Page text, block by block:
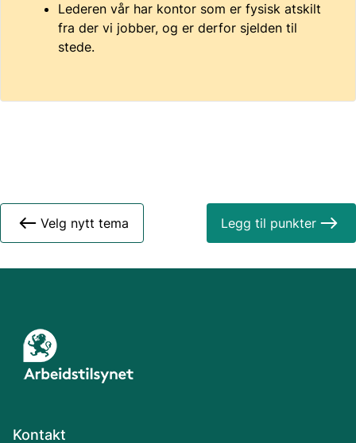
Lederen vår har kontor som er fysisk atskilt
fra der vi jobber, og er derfor sjelden til
stede.
Velg nytt tema Legg til punkter
Kontakt